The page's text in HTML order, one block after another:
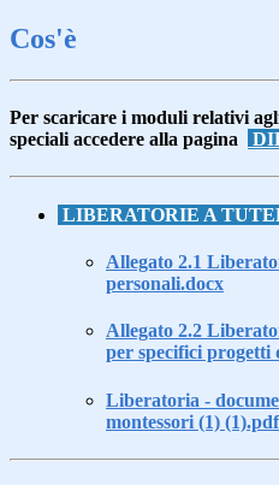
Cos'è
Per scaricare i moduli relativi
speciali accedere alla pagina
LIBERATORIE A
Allegato 2.1
personali.docx
Allegato 2.2
per specifici progetti
Liberatoria -
montessori (1) (1).pdf